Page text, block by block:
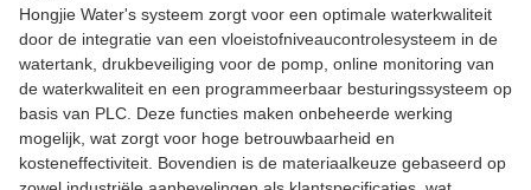
Hongjie Water's systeem zorgt voor een optimale waterkwaliteit
door de integratie van een vloeistofniveaucontrolesysteem in de
watertank, drukbeveiliging voor de pomp, online monitoring van
de waterkwaliteit en een programmeerbaar besturingssysteem op
basis van PLC. Deze functies maken onbeheerde werking
mogelijk, wat zorgt voor hoge betrouwbaarheid en
kosteneffectiviteit. Bovendien is de materiaalkeuze gebaseerd op